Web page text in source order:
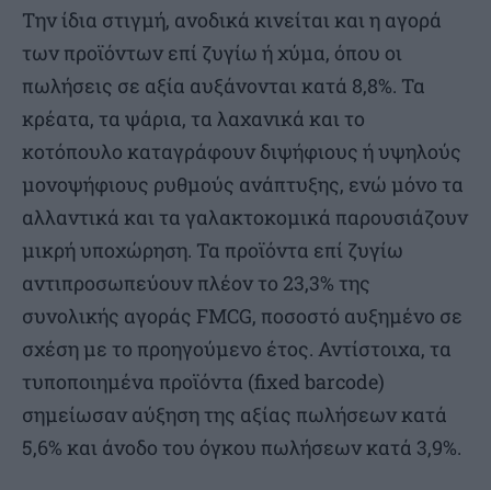
Την ίδια στιγμή, ανοδικά κινείται και η αγορά
των προϊόντων επί ζυγίω ή χύμα, όπου οι
πωλήσεις σε αξία αυξάνονται κατά 8,8%. Τα
κρέατα, τα ψάρια, τα λαχανικά και το
κοτόπουλο καταγράφουν διψήφιους ή υψηλούς
μονοψήφιους ρυθμούς ανάπτυξης, ενώ μόνο τα
αλλαντικά και τα γαλακτοκομικά παρουσιάζουν
μικρή υποχώρηση. Τα προϊόντα επί ζυγίω
αντιπροσωπεύουν πλέον το 23,3% της
συνολικής αγοράς FMCG, ποσοστό αυξημένο σε
σχέση με το προηγούμενο έτος. Αντίστοιχα, τα
τυποποιημένα προϊόντα (fixed barcode)
σημείωσαν αύξηση της αξίας πωλήσεων κατά
5,6% και άνοδο του όγκου πωλήσεων κατά 3,9%.